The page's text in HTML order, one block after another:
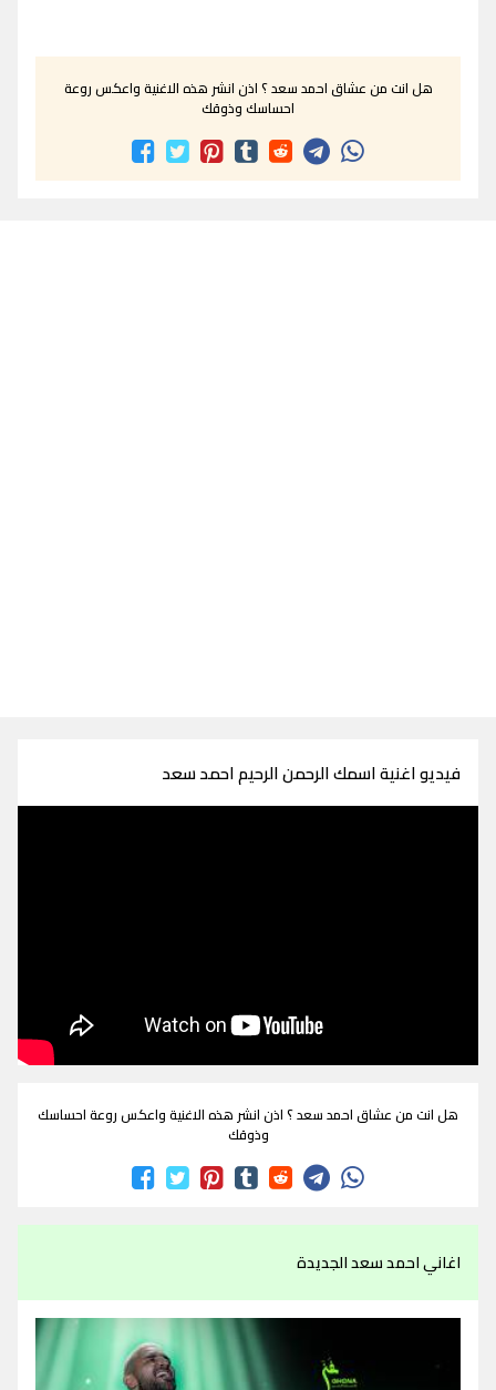
هل انت من عشاق احمد سعد ؟ اذن انشر هذه الاغنية واعكس روعة
احساسك وذوقك
فيديو اغنية اسمك الرحمن الرحيم احمد سعد
هل انت من عشاق احمد سعد ؟ اذن انشر هذه الاغنية واعكس روعة احساسك
وذوقك
اغاني احمد سعد الجديدة